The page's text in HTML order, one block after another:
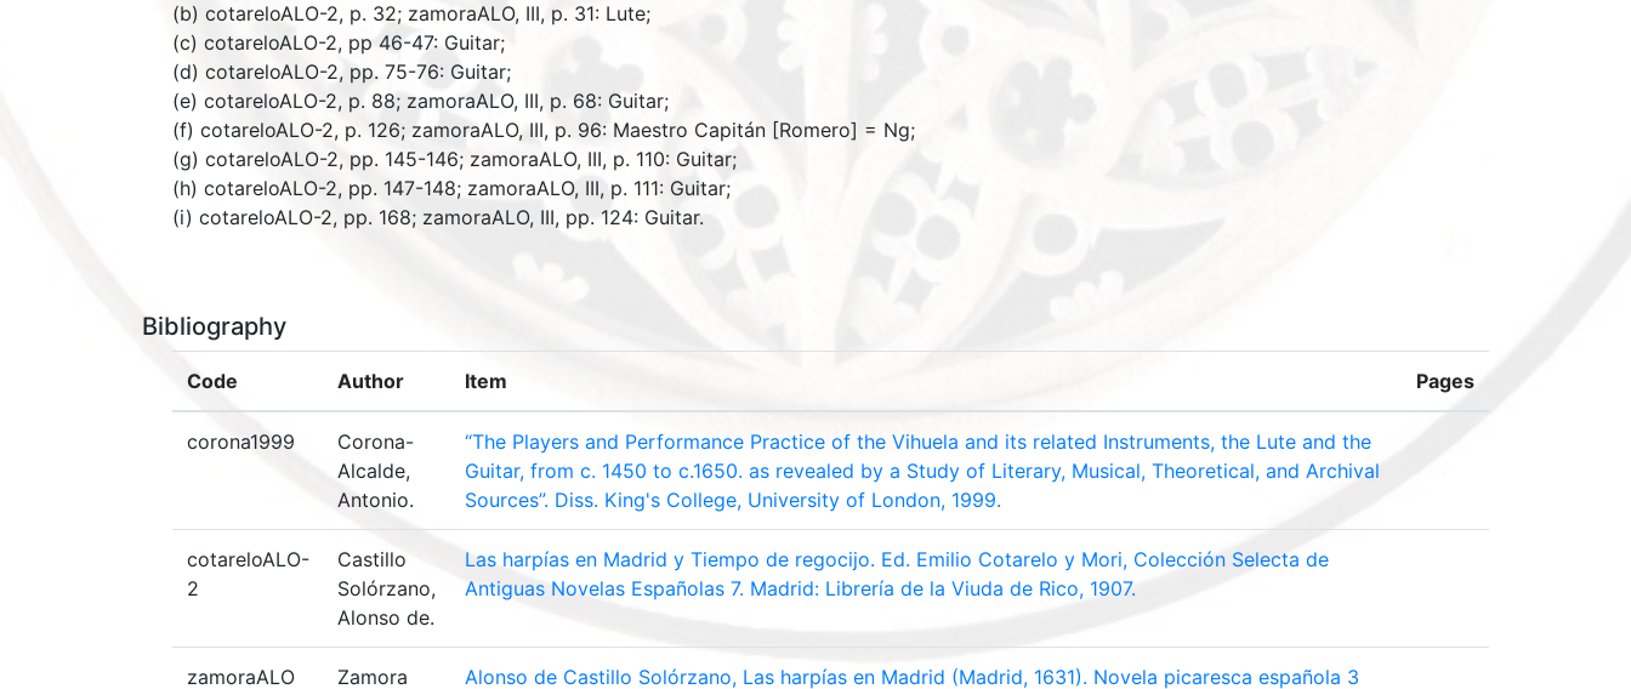
(b) cotareloALO-2, p. 32; zamoraALO, III, p. 31: Lute;
(c) cotareloALO-2, pp 46-47: Guitar;
(d) cotareloALO-2, pp. 75-76: Guitar;
(e) cotareloALO-2, p. 88; zamoraALO, III, p. 68: Guitar;
(f) cotareloALO-2, p. 126; zamoraALO, III, p. 96: Maestro Capitán [Romero] = Ng;
(g) cotareloALO-2, pp. 145-146; zamoraALO, III, p. 110: Guitar;
(h) cotareloALO-2, pp. 147-148; zamoraALO, III, p. 111: Guitar;
(i) cotareloALO-2, pp. 168; zamoraALO, III, pp. 124: Guitar.
Bibliography
Code Author Item Pages
corona1999
Corona-
Alcalde,
Antonio.
“The Players and Performance Practice of the Vihuela and its related Instruments, the Lute and the
Guitar, from c. 1450 to c.1650. as revealed by a Study of Literary, Musical, Theoretical, and Archival
Sources”. Diss. King's College, University of London, 1999.
cotareloALO-
2
Castillo
Solórzano,
Alonso de.
Las harpías en Madrid y Tiempo de regocijo. Ed. Emilio Cotarelo y Mori, Colección Selecta de
Antiguas Novelas Españolas 7. Madrid: Librería de la Viuda de Rico, 1907.
zamoraALO Zamora Alonso de Castillo Solórzano, Las harpías en Madrid (Madrid, 1631). Novela picaresca española 3